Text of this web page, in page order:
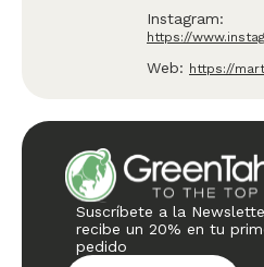
Instagram:
https://
Web: https://
Suscríbete a la
recibe un 20% en tu
pedido